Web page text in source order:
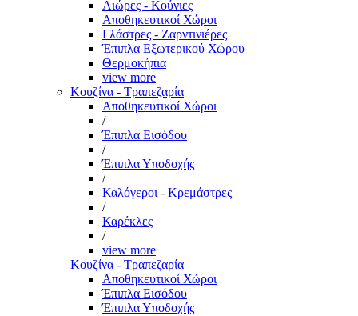
Αιώρες - Κούνιες
Αποθηκευτικοί Χώροι
Γλάστρες - Ζαρντινιέρες
Έπιπλα Εξωτερικού Χώρου
Θερμοκήπια
view more
Κουζίνα - Τραπεζαρία
Αποθηκευτικοί Χώροι
/
Έπιπλα Εισόδου
/
Έπιπλα Υποδοχής
/
Καλόγεροι - Κρεμάστρες
/
Καρέκλες
/
view more
Κουζίνα - Τραπεζαρία
Αποθηκευτικοί Χώροι
Έπιπλα Εισόδου
Έπιπλα Υποδοχής